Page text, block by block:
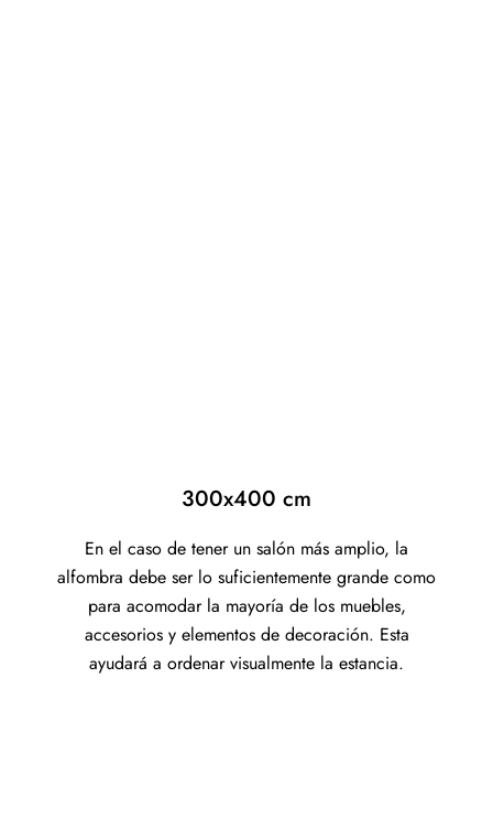
300x400 cm
En el caso de tener un salón más amplio, la
alfombra debe ser lo suficientemente grande como
para acomodar la mayoría de los muebles,
accesorios y elementos de decoración. Esta
ayudará a ordenar visualmente la estancia.